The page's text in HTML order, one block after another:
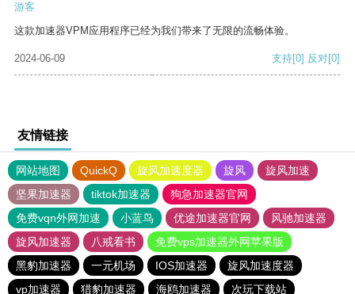
游客
这款加速器VPM应用程序已经为我们带来了无限的流畅体验。
2024-06-09 支持[0] 反对[0]
友情链接
网站地图 QuickQ 旋风加速度器 旋风
旋风加速
坚果加速器
tiktok加速器
狗急加速器官网
免费vqn外网加速
小蓝鸟 优途加速器官网
风驰加速器
旋风加速器
八戒看书
免费vps加速器外网苹果版
黑豹加速器
一元机场 IOS加速器
旋风加速度器
vp加速器
猎豹加速器 海鸥加速器 次玩下载站